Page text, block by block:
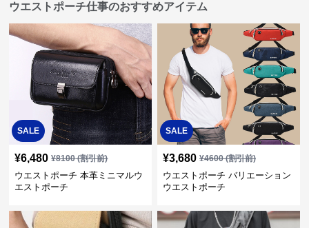
ウエストポーチ仕事のおすすめアイテム
SALE
¥6,480 ¥8100(割引前)
ウエストポーチ 本革ミニマルウ
エストポーチ
SALE
¥3,680 ¥4600(割引前)
ウエストポーチ バリエーション
ウエストポーチ